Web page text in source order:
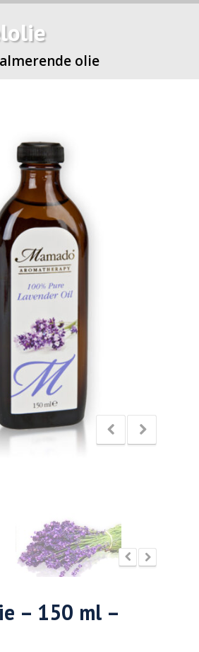
olie
– 150 ml –